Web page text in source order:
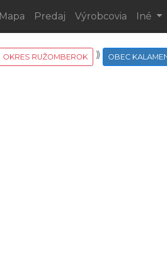
Mapa Predaj Výrobcovia Iné
OKRES RUŽOMBEROK OBEC